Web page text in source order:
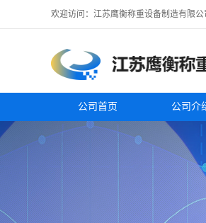
欢迎访问：江苏鹰衡称重设备制造有限公
公司首页 公司介